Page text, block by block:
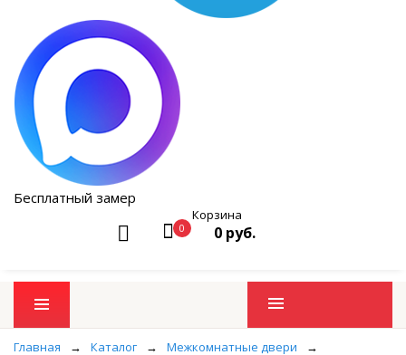
Бесплатный замер
0
Корзина
0 руб.
Промо товары
Главная → Каталог → Межкомнатные двери
→